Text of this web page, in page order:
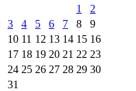
1
2
3
4 5 6 7 8
9
10 11 12 13 14 15 16
17 18 19 20 21 22 23
24 25 26 27 28 29 30
31